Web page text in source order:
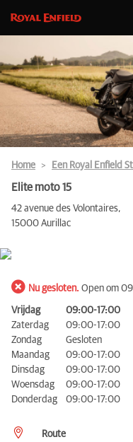
Home Een Royal Enfield
Elite moto 15
42 avenue des Volontaires,
15000 Aurillac
Nu gesloten. Open om
Vrijdag
09:00-17:00
Zaterdag
09:00-17:00
Zondag
Gesloten
Maandag
09:00-17:00
Dinsdag
09:00-17:00
Woensdag
09:00-17:00
Donderdag
09:00-17:00
Route